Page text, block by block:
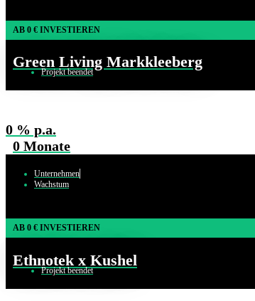
AB 0 € INVESTIEREN
Green Living Markkleeberg
Projekt beendet
0 % p.a.
0 Monate
Unternehmen
Wachstum
AB 0 € INVESTIEREN
Ethnotek x Kushel
Projekt beendet